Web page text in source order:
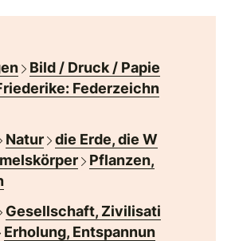
Bild / Druck / Papie
Federzeichn
Natur
die Erde, die W
Pflanzen,
Gesellschaft, Zivilisati
Erholung, Entspannun